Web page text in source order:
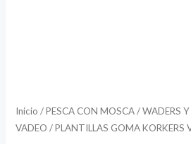
Inicio /PESCA CON MOSCA/WADERS
VADEO / PLANTILLAS GOMA KORKERS